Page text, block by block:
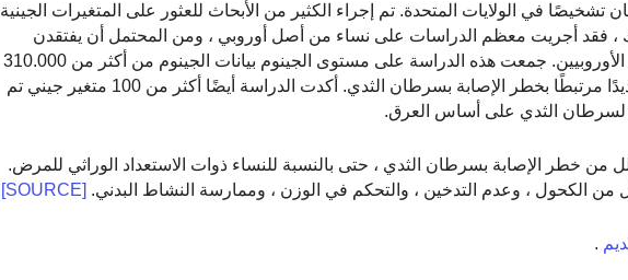
في الولايات المتحدة. تم إجراء الكثير من الأبحاث للعثور على المتغيرات الجينية
، فقد أجريت معظم الدراسات على نساء من أصل أوروبي ، ومن المحتمل أن يفتقدن
المتغيرات المرتبطة بسرطان الثدي الأقل شيوعًا في الأوروبيين. جمعت هذه الدراسة على مستوى الجينوم بيانات الجينوم من أكثر من 310.000
امرأة من أصل آسيوي وأوروبي وحددت 28 متغيرًا جديدًا مرتبطًا بخطر الإصابة بسرطان الثدي. أكدت الدراسة أيضًا أكثر من 100 متغير جيني تم
لسرطان الثدي على أساس العرق.
من خطر الإصابة بسرطان الثدي ، حتى بالنسبة للنساء ذوات الاستعداد الوراثي للمرض.
الكحول ، وعدم التدخين ، والتحكم في الوزن ، وممارسة النشاط البدني. [SOURCE]
.